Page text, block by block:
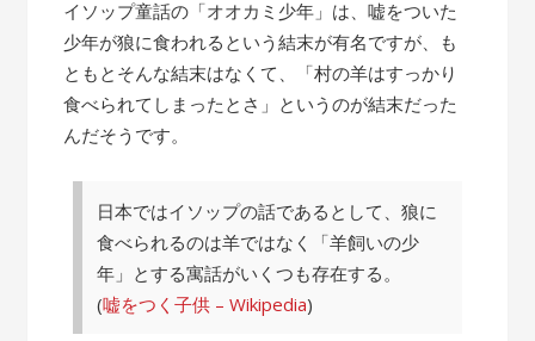
話”
イソップ童話の「オオカミ少年」は、嘘をついた
少年が狼に食われるという結末が有名ですが、も
ともとそんな結末はなくて、「村の羊はすっかり
食べられてしまったとさ」というのが結末だった
んだそうです。
日本ではイソップの話であるとして、狼に
食べられるのは羊ではなく「羊飼いの少
年」とする寓話がいくつも存在する。
(嘘をつく子供 – Wikipedia)